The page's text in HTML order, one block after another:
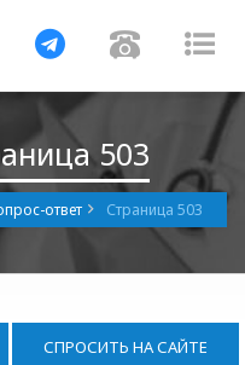
Навигация
503
ответ Страница 503
СПРОСИТЬ НА САЙТЕ